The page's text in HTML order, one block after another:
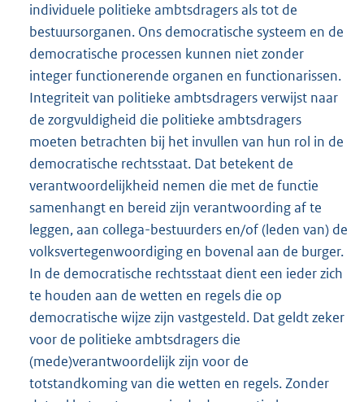
individuele politieke ambtsdragers als tot de
bestuursorganen. Ons democratische systeem en de
democratische processen kunnen niet zonder
integer functionerende organen en functionarissen.
Integriteit van politieke ambtsdragers verwijst naar
de zorgvuldigheid die politieke ambtsdragers
moeten betrachten bij het invullen van hun rol in de
democratische rechtsstaat. Dat betekent de
verantwoordelijkheid nemen die met de functie
samenhangt en bereid zijn verantwoording af te
leggen, aan collega-bestuurders en/of (leden van) de
volksvertegenwoordiging en bovenal aan de burger.
In de democratische rechtsstaat dient een ieder zich
te houden aan de wetten en regels die op
democratische wijze zijn vastgesteld. Dat geldt zeker
voor de politieke ambtsdragers die
(mede)verantwoordelijk zijn voor de
totstandkoming van die wetten en regels. Zonder